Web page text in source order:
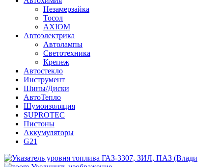
Незамерзайка
Тосол
AXIOM
Автоэлектрика
Автолампы
Светотехника
Крепеж
Автостекло
Инструмент
Шины/Диски
АвтоТепло
Шумоизоляция
SUPROTEC
Пистоны
Аккумуляторы
G21